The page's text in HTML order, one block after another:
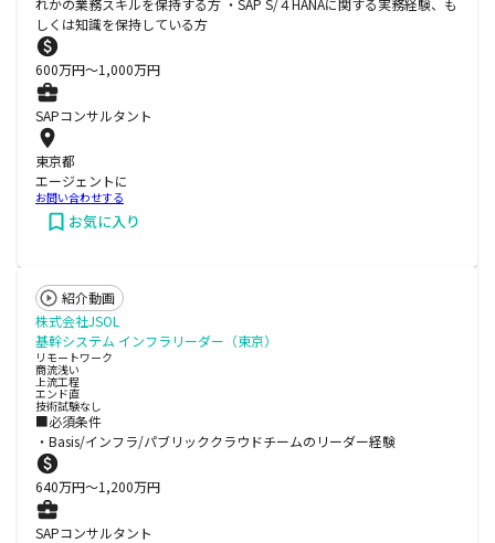
れかの業務スキルを保持する方 ・SAP S/４HANAに関する実務経験、も
しくは知識を保持している方
600万円〜1,000万円
SAPコンサルタント
東京都
エージェントに
お問い合わせする
お気に入り
紹介動画
株式会社JSOL
基幹システム インフラリーダー（東京）
リモートワーク
商流浅い
上流工程
エンド直
技術試験なし
■必須条件
・Basis/インフラ/パブリッククラウドチームのリーダー経験
640万円〜1,200万円
SAPコンサルタント